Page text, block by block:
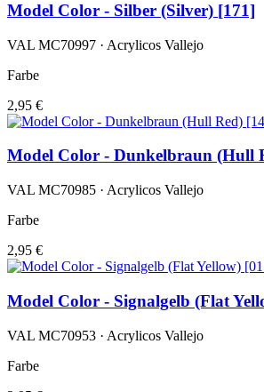
Model Color - Silber (Silver) [171]
VAL MC70997 · Acrylicos Vallejo
Farbe
2,95 €
Model Color - Dunkelbraun (Hull
VAL MC70985 · Acrylicos Vallejo
Farbe
2,95 €
Model Color - Signalgelb (Flat
VAL MC70953 · Acrylicos Vallejo
Farbe